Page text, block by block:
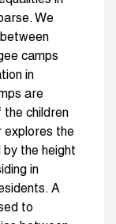
We
camps
in
are
children
explores the
the height
in
A
to